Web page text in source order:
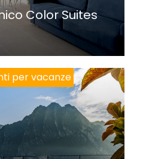
Color Suites
per vacanze